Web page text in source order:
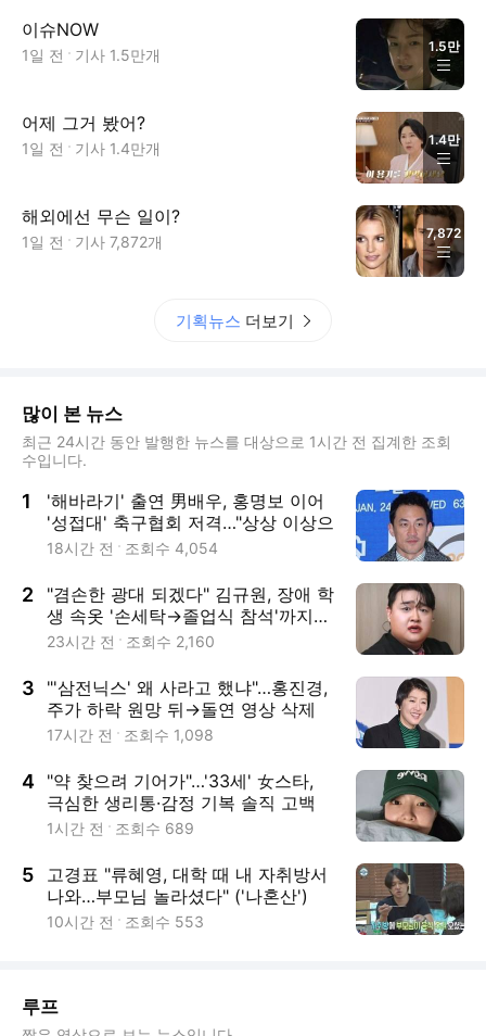
이슈NOW
1일 전 기사 1.5만개 1.5만
어제 그거 봤어?
1일 전 기사 1.4만개 1.4만
해외에선 무슨 일이?
1일 전 기사 7,872개 7,872
기획뉴스 더보기
많이 본 뉴스
최근 24시간 동안 발행한 뉴스를 대상으로 1시간 전 집계한 조회
수입니다.
1
'해바라기' 출연 男배우, 홍명보 이어
'성접대' 축구협회 저격…"상상 이상으
로 썩은 조직" [RE:스타]
18시간 전 조회수 4,054
2
"겸손한 광대 되겠다" 김규원, 장애 학
생 속옷 '손세탁→졸업식 참석'까지…
뒤늦은 전해진 미담
23시간 전 조회수 2,160
3
"'삼전닉스' 왜 사라고 했냐"…홍진경,
주가 하락 원망 뒤→돌연 영상 삭제
17시간 전 조회수 1,098
4 "약 찾으려 기어가"…'33세' 女스타,
극심한 생리통·감정 기복 솔직 고백
[RE:뷰]
1시간 전 조회수 689
5
고경표 "류혜영, 대학 때 내 자취방서
나와…부모님 놀라셨다" ('나혼산')
[종합]
10시간 전 조회수 553
루프